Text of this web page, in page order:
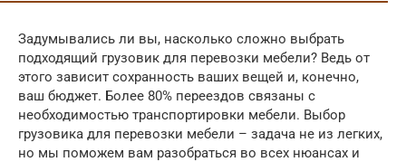
Задумывались ли вы, насколько сложно выбрать
подходящий грузовик для перевозки мебели? Ведь от
этого зависит сохранность ваших вещей и, конечно,
ваш бюджет. Более 80% переездов связаны с
необходимостью транспортировки мебели. Выбор
грузовика для перевозки мебели – задача не из легких,
но мы поможем вам разобраться во всех нюансах и